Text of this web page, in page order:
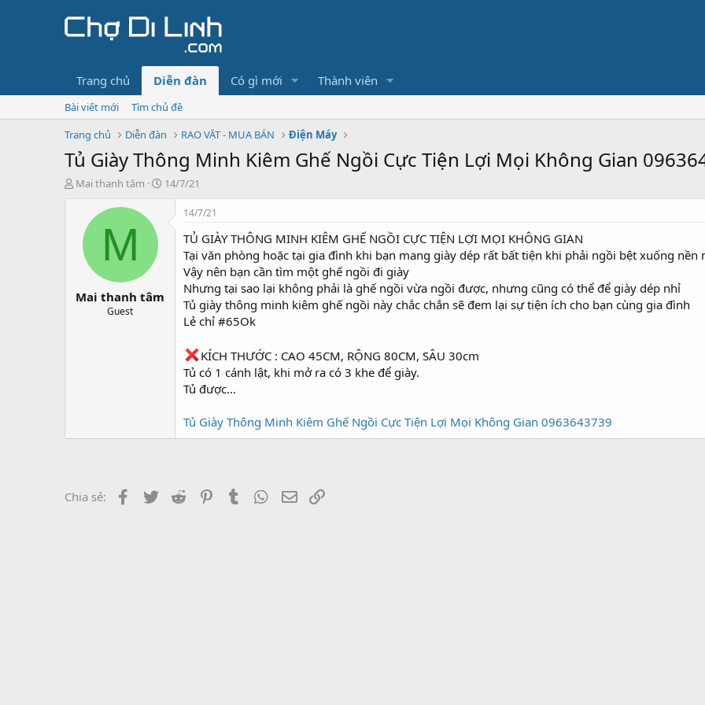
Trang chủ Diễn đàn Có gì mới Thành viên
Bài viết mới
Tìm chủ đề
Trang chủ
Diễn đàn RAO VẶT - MUA BÁN Điện Máy
Tủ Giày Thông Minh Kiêm Ghế Ngồi Cực Tiện Lợi Mọi Không Gian
T
a
Mai thanh tâm
N
14/7/21
M
Mai thanh tâm
Guest
14/7/21
TỦ GIÀY THÔNG MINH KIÊM GHẾ NGỒI CỰC TIỆN LỢI MỌI KHÔNG GIAN
Tại văn phòng hoặc tại gia đình khi bạn mang giày dép rất bất tiện khi phải ngồi bệt xuống nền
Vậy nên bạn cần tìm một ghế ngồi đi giày
Nhưng tại sao lại không phải là ghế ngồi vừa ngồi được, nhưng cũng có thể để giày dép nhỉ
Tủ giày thông minh kiêm ghế ngồi này chắc chắn sẽ đem lại sự tiện ích cho bạn cùng gia đình
Lẻ chỉ #65Ok
KÍCH THƯỚC : CAO 45CM, RỘNG 80CM, SÂU 30cm
Tủ có 1 cánh lật, khi mở ra có 3 khe để giày.
Tủ được...
Tủ Giày Thông Minh Kiêm Ghế Ngồi Cực Tiện Lợi Mọi Không Gian 0963643739
Chia sẻ: Facebook
Twitter Reddit PinterestTumblrWhatsApp
Email